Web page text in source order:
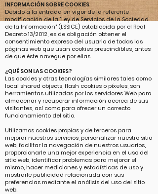
INFORMACIÓN SOBRE COOKIES
Debido a la entrada en vigor de la referente
modificación de la "Ley de Servicios de la Sociedad
de la Información" (LSSICE) establecida por el Real
Decreto 13/2012, es de obligación obtener el
consentimiento expreso del usuario de todas las
páginas web que usan cookies prescindibles, antes
de que éste navegue por ellas.
¿QUÉ SON LAS COOKIES?
Las cookies y otras tecnologías similares tales como
local shared objects, flash cookies o píxeles, son
herramientas utilizadas por los servidores Web para
almacenar y recuperar información acerca de sus
visitantes, así como para ofrecer un correcto
funcionamiento del sitio.
Utilizamos cookies propias y de terceros para
mejorar nuestros servicios, personalizar nuestro sitio
web, facilitar la navegación de nuestros usuarios,
proporcionarle una mejor experiencia en el uso del
sitio web, identificar problemas para mejorar el
mismo, hacer mediciones y estadísticas de uso y
mostrarle publicidad relacionada con sus
preferencias mediante el análisis del uso del sitio
web.